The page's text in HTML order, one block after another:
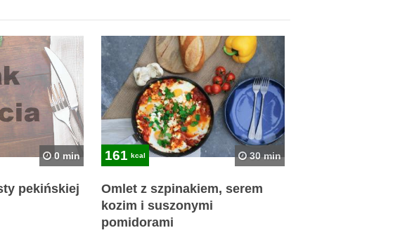
0 min
pekińskiej
161 kcal 30 min
Omlet z szpinakiem, serem
kozim i suszonymi
pomidorami